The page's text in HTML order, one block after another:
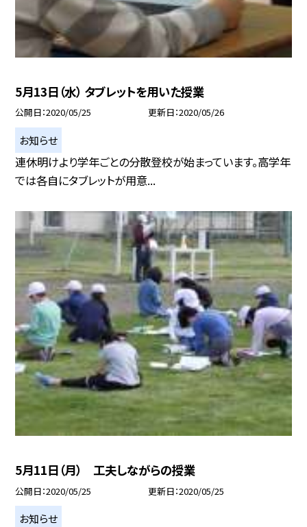
5月13日（水） タブレットを用いた授業
公開日 2020/05/25 更新日 2020/05/26
お知らせ
連休明けより学年ごとの分散登校が始まっています。高学年
では各自にタブレットが用意...
5月11日（月） 工夫しながらの授業
公開日 2020/05/25 更新日 2020/05/25
お知らせ